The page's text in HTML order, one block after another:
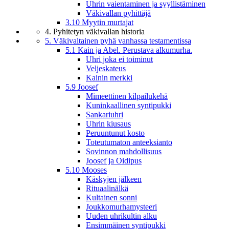
Uhrin vaientaminen ja syyllistäminen
Väkivallan pyhittäjä
3.10 Myytin murtajat
4. Pyhitetyn väkivallan historia
5. Väkivaltainen pyhä vanhassa testamentissa
5.1 Kain ja Abel. Perustava alkumurha.
Uhri joka ei toiminut
Veljeskateus
Kainin merkki
5.9 Joosef
Mimeettinen kilpailukehä
Kuninkaallinen syntipukki
Sankariuhri
Uhrin kiusaus
Peruuntunut kosto
Toteutumaton anteeksianto
Sovinnon mahdollisuus
Joosef ja Oidipus
5.10 Mooses
Käskyjen jälkeen
Rituaalinälkä
Kultainen sonni
Joukkomurhamysteeri
Uuden uhrikultin alku
Ensimmäinen syntipukki